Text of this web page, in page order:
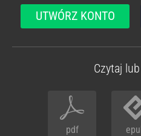
UTWÓRZ KONTO
Czytaj
pdf